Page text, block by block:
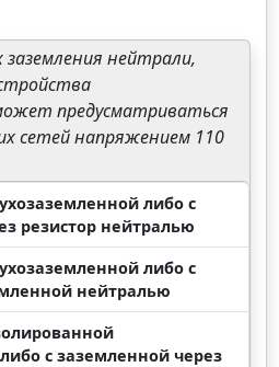
нейтрали,
предусматриваться
сетей напряжением 110
либо с
резистор нейтралью
либо с
нейтралью
с заземленной через